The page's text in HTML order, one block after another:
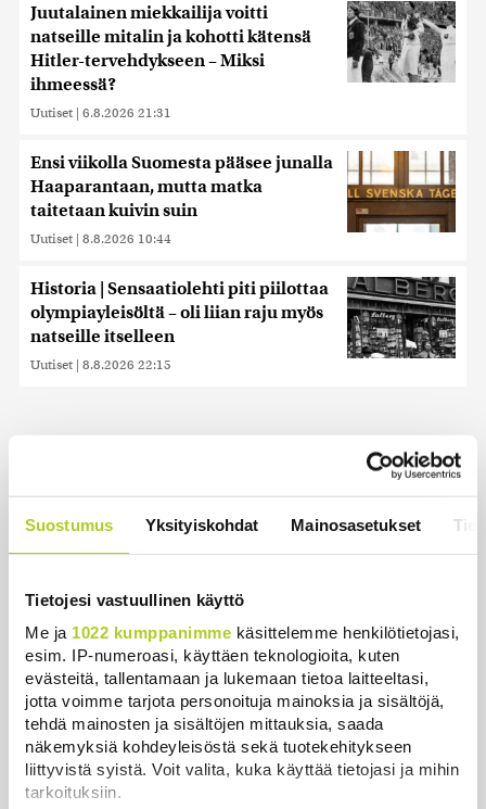
Suostumus Yksityiskohdat Mainosasetukset
Tietojesi vastuullinen käyttö
Me ja 1022 kumppanimme käsittelemme henkilötietojasi,
esim. IP-numeroasi, käyttäen teknologioita, kuten
evästeitä, tallentamaan ja lukemaan tietoa laitteeltasi,
jotta voimme tarjota personoituja mainoksia ja sisältöjä,
tehdä mainosten ja sisältöjen mittauksia, saada
näkemyksiä kohdeyleisöstä sekä tuotekehitykseen
liittyvistä syistä. Voit valita, kuka käyttää tietojasi ja mihin
tarkoituksiin.
Juutalainen miekkailija voitti
natseille mitalin ja kohotti kätensä
Hitler-tervehdykseen – Miksi
ihmeessä?
Uutiset | 6.8.2026 21:31
Ensi viikolla Suomesta pääsee junalla
Haaparantaan, mutta matka
taitetaan kuivin suin
Uutiset | 8.8.2026 10:44
Historia | Sensaatiolehti piti piilottaa
olympiayleisöltä – oli liian raju myös
natseille itselleen
Uutiset | 8.8.2026 22:15
Uusimmat
1972 on ihmiskunnan historian pisin vuosi – mutta
Uutiset 9.8.2026 21:00
Essee: Putinin Venäjä ammentaa panslavismin
perinteestä
Uutiset 9.8.2026 12:54
Historia | Sensaatiolehti piti piilottaa
olympiayleisöltä – oli liian raju myös natseille
itselleen